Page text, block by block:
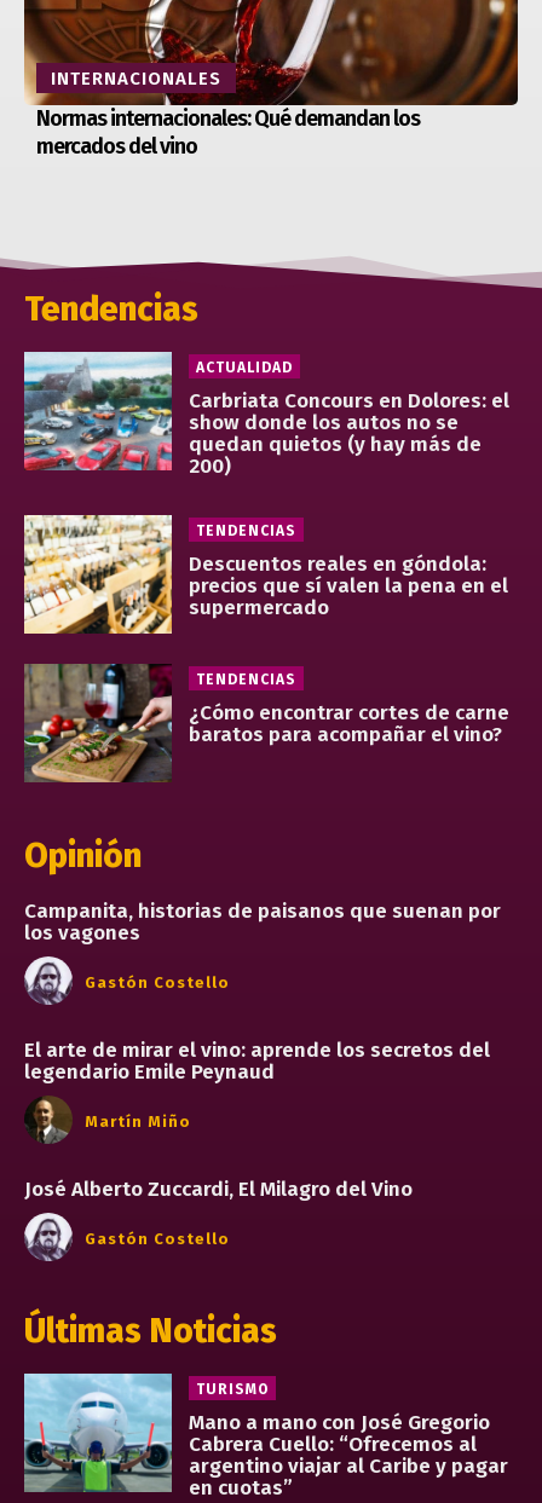
INTERNACIONALES
Normas internacionales: Qué demandan los
mercados del vino
Tendencias
ACTUALIDAD
Carbriata Concours en Dolores: el
show donde los autos no se
quedan quietos (y hay más de
200)
TENDENCIAS
Descuentos reales en góndola:
precios que sí valen la pena en el
supermercado
TENDENCIAS
¿Cómo encontrar cortes de carne
baratos para acompañar el vino?
Opinión
Campanita, historias de paisanos que suenan por
los vagones
Gastón Costello
El arte de mirar el vino: aprende los secretos del
legendario Emile Peynaud
Martín Miño
José Alberto Zuccardi, El Milagro del Vino
Gastón Costello
Últimas Noticias
TURISMO
Mano a mano con José Gregorio
Cabrera Cuello: “Ofrecemos al
argentino viajar al Caribe y pagar
en cuotas”